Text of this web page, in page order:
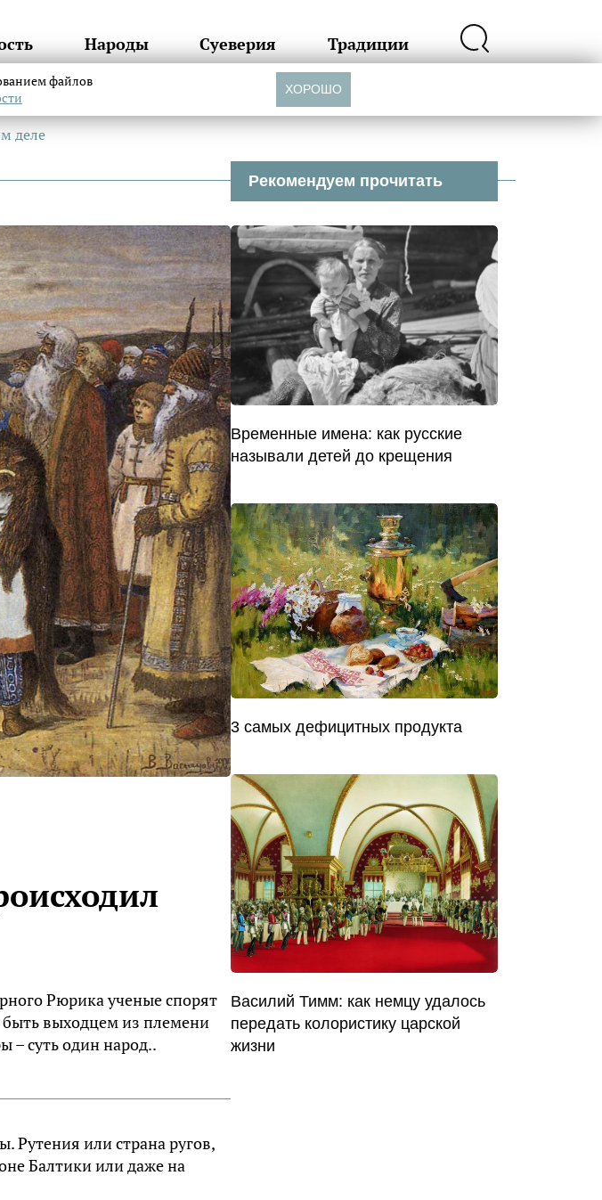
Народы Суеверия Традиции
деле
Рюрика ученые спорят
быть выходцем из племени
– суть один народ..
Рутения или страна ругов,
Балтики или даже на
Рекомендуем прочитать
Временные имена: как русские
называли детей до крещения
3 самых дефицитных продукта
Василий Тимм: как немцу удалось
передать колористику царской
жизни
файлов
ХОРОШО